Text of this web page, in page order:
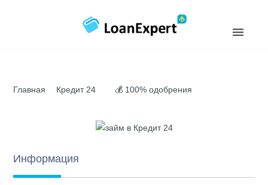
Главная Кредит 24 💰 100% одобрения
Информация